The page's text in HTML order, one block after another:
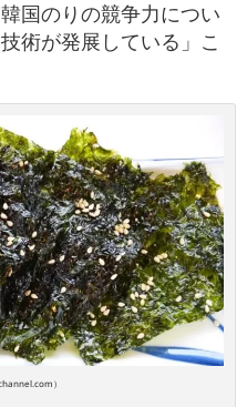
国のりの競争力につい
術が発展している」こ
）